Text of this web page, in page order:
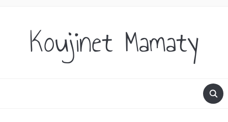
Koujinet Mamaty